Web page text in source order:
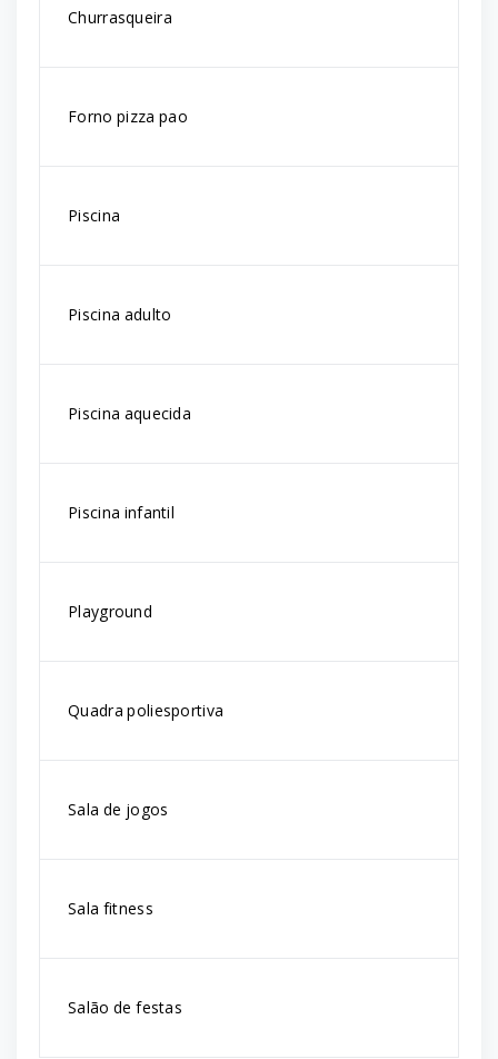
Churrasqueira
Forno pizza pao
Piscina
Piscina adulto
Piscina aquecida
Piscina infantil
Playground
Quadra poliesportiva
Sala de jogos
Sala fitness
Salão de festas